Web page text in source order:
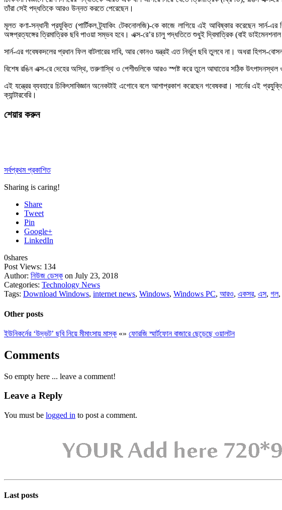
তাঁরা সেই পদ্ধতিকে আরও উন্নত করতে পেরেছেন।
মূলত কণা-সন্ধানী প্রযুক্তি (পার্টিকল ট্র্যাকিং টেকনোলজি)-কে কাজে লাগিয়ে এই আবিষ্কার করেছেন
অঙ্গপ্রত্যঙ্গের ত্রিমাত্রিক ছবি পাওয়া সম্ভব হবে। এক্স-রে’র চালু পদ্ধতিতে শুধুই দ্বিমাত্রিক (বাই
সার্ন-এর গবেষকদলের প্রধান ফিল বাটলারের দাবি, আর কোনও যন্ত্রই এত নির্ভুল ছবি তুলবে না। অধরা হিগস-
বিশেষ রঙিন এক্স-রে দেহের অস্থি, তরুণাস্থি ও পেশীগুলিকে আরও স্পষ্ট করে তুলে আঘাতের সঠিক
এই যন্ত্রের ব্যবহারে চিকিৎসাবিজ্ঞান অনেকটাই এগোবে বলে আশাপ্রকাশ করেছেন গবেষকরা। সার্নের এই
ক্যান্টারবেরি।
শেয়ার করুন
সর্বপ্রথম প্রকাশিত
Sharing is caring!
Share
Tweet
Pin
Google+
LinkedIn
0shares
Post Views: 134
Author: নিউজ ডেস্ক on July 23, 2018
Categories: Technology News
Tags: Download Windows, internet news, Windows, Windows PC, আরও, একসর, এস, গল,
Other posts
ইউনিকর্নের ‘উদ্ভট’ ছবি নিয়ে মীমাংসায় মাস্ক «» ফোরজি স্মার্টফোন বাজারে ছেড়েছে ওয়ালটন
Comments
So empty here ... leave a comment!
Leave a Reply
You must be logged in to post a comment.
Last posts